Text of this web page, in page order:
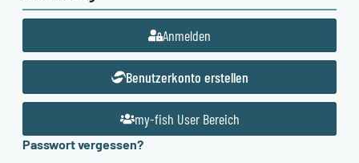
Anmelden
Benutzerkonto erstellen
my-fish User Bereich
Passwort vergessen?